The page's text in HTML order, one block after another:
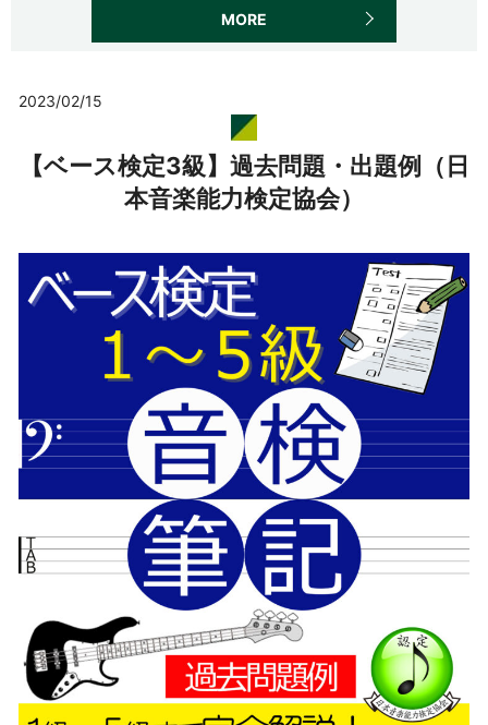
MORE
2023/02/15
【ベース検定3級】過去問題・出題例（日
本音楽能力検定協会）